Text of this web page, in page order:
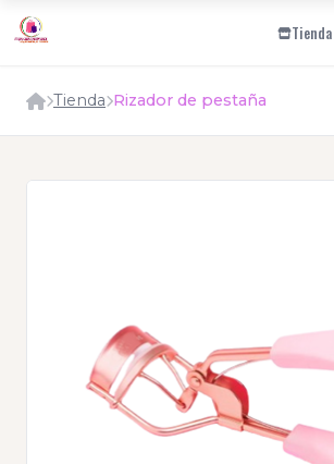
Tienda
Tienda Rizador de pestaña